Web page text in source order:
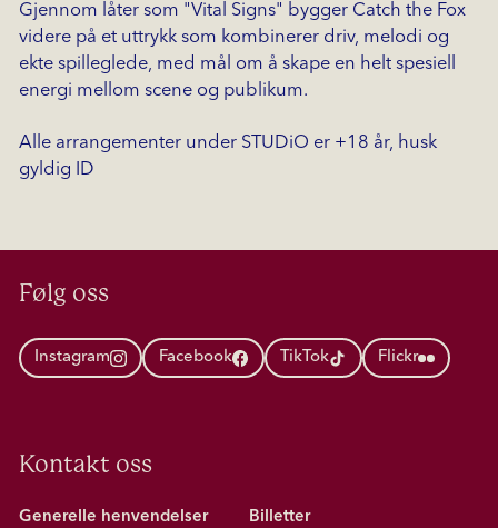
Gjennom låter som "Vital Signs" bygger Catch the Fox
videre på et uttrykk som kombinerer driv, melodi og
ekte spilleglede, med mål om å skape en helt spesiell
energi mellom scene og publikum.
Alle arrangementer under STUDiO er +18 år, husk
gyldig ID
Følg oss
Instagram Facebook TikTok Flickr
Kontakt oss
Generelle henvendelser
Billetter